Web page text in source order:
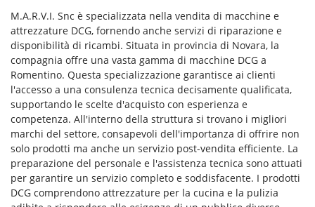
M.A.R.V.I. Snc è specializzata nella vendita di macchine e
attrezzature DCG, fornendo anche servizi di riparazione e
disponibilità di ricambi. Situata in provincia di Novara, la
compagnia offre una vasta gamma di macchine DCG a
Romentino. Questa specializzazione garantisce ai clienti
l'accesso a una consulenza tecnica decisamente qualificata,
supportando le scelte d'acquisto con esperienza e
competenza. All'interno della struttura si trovano i migliori
marchi del settore, consapevoli dell'importanza di offrire non
solo prodotti ma anche un servizio post-vendita efficiente. La
preparazione del personale e l'assistenza tecnica sono attuati
per garantire un servizio completo e soddisfacente. I prodotti
DCG comprendono attrezzature per la cucina e la pulizia